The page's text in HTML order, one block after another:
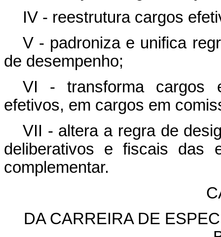
IV - reestrutura cargos
V - padroniza e unifica
de desempenho;
VI - transforma cargos
efetivos, em cargos em
VII - altera a regra de
deliberativos e fiscais das
complementar.
DA CARREIRA DE